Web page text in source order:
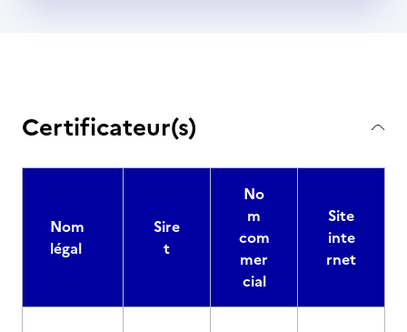
Certificateur(s)
Nom
légal
Sire
t
No
m
com
mer
cial
Site
inte
rnet